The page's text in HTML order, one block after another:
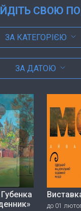
СВОЮ
ЗА КАТЕГОРІЄЮ
ЗА ДАТОЮ
до 01